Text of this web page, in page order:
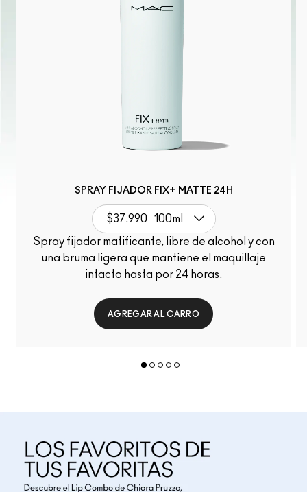
SPRAY FIJADOR FIX+ MATTE 24H
$37.990 100ml
Spray fijador matificante, libre de alcohol y con
una bruma ligera que mantiene el maquillaje
intacto hasta por 24 horas.
AGREGAR AL CARRO